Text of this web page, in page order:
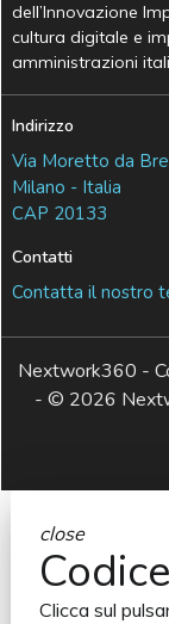
dell’Innovazione
cultura digitale e
amministrazioni
Indirizzo
Via Moretto da
Milano - Italia
CAP 20133
Contatti
Contatta il nostro
Nextwork360 -
- © 2026
close
Clicca sul